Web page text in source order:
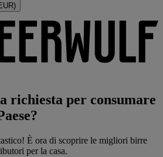
richiesta per consumare
È ora di scoprire le migliori birre
per la casa.